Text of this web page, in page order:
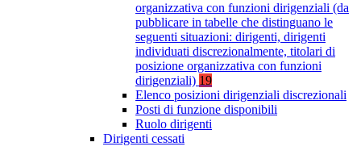
organizzativa con funzioni dirigenziali (da
pubblicare in tabelle che distinguano le
seguenti situazioni: dirigenti, dirigenti
individuati discrezionalmente, titolari di
posizione organizzativa con funzioni
dirigenziali) 19
Elenco posizioni dirigenziali discrezionali
Posti di funzione disponibili
Ruolo dirigenti
Dirigenti cessati